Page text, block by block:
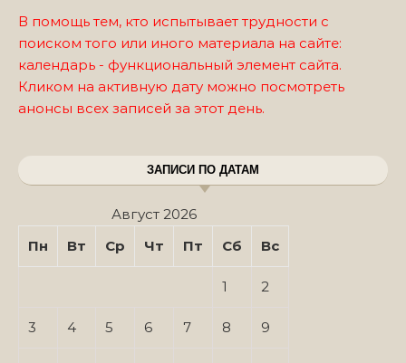
В помощь тем, кто испытывает трудности с
поиском того или иного материала на сайте:
календарь - функциональный элемент сайта.
Кликом на активную дату можно посмотреть
анонсы всех записей за этот день.
ЗАПИСИ ПО ДАТАМ
Август 2026
Пн
Вт Ср Чт Пт Сб Вс
1 2
3 4 5 6 7 8 9